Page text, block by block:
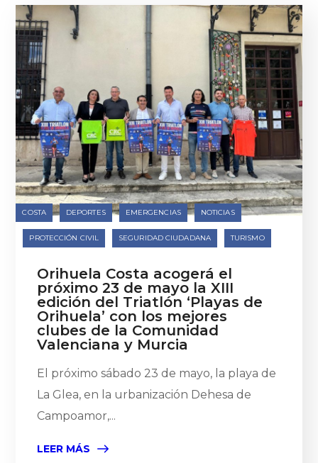
COSTA DEPORTES EMERGENCIAS NOTICIAS
PROTECCIÓN CIVIL SEGURIDAD CIUDADANA TURISMO
Orihuela Costa acogerá el
próximo 23 de mayo la XIII
edición del Triatlón ‘Playas de
Orihuela’ con los mejores
clubes de la Comunidad
Valenciana y Murcia
El próximo sábado 23 de mayo, la playa de
La Glea, en la urbanización Dehesa de
Campoamor,...
LEER MÁS